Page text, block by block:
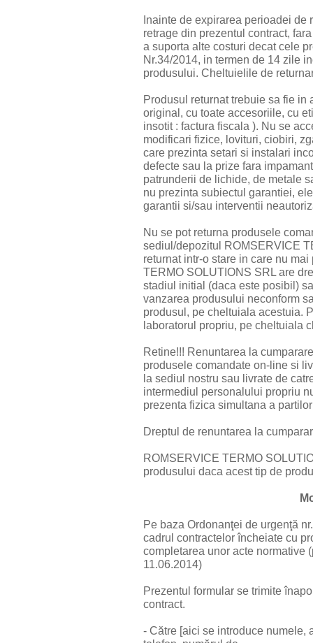
Inainte de expirarea perioadei de
retrage din prezentul contract,
a suporta alte costuri decat cele
Nr.34/2014, in termen de 14 zile
produsului. Cheltuielile de
Produsul returnat trebuie sa fie
original, cu toate accesoriile, cu
insotit : factura fiscala ). Nu se
modificari fizice, lovituri, ciobiri,
care prezinta setari si instalari
defecte sau la prize fara
patrunderii de lichide, de metale
nu prezinta subiectul garantiei,
garantii si/sau interventii
Nu se pot returna produsele
sediul/depozitul ROMSERVICE
returnat intr-o stare in care nu
TERMO SOLUTIONS SRL are
stadiul initial (daca este posibil)
vanzarea produsului neconform
produsul, pe cheltuiala acestuia.
laboratorul propriu, pe cheltuiala
Retine!!! Renuntarea la
produsele comandate on-line si
la sediul nostru sau livrate de
intermediul personalului propriu
prezenta fizica simultana a
Dreptul de renuntarea la
ROMSERVICE TERMO
produsului daca acest tip de
Pe baza Ordonanţei de urgenţă
cadrul contractelor încheiate cu
completarea unor acte normative
11.06.2014)
Prezentul formular se trimite
contract.
- Către [aici se introduce numele,